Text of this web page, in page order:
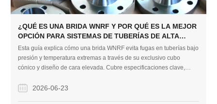
¿QUÉ ES UNA BRIDA WNRF Y POR QUÉ ES LA MEJOR
OPCIÓN PARA SISTEMAS DE TUBERÍAS DE ALTA
PRESIÓN?
Esta guía explica cómo una brida WNRF evita fugas en tuberías bajo
presión y temperatura extremas a través de su exclusivo cubo
cónico y diseño de cara elevada. Cubre especificaciones clave,
esenciales para garantizar la seguridad del sistema a largo plazo.
2026-06-23